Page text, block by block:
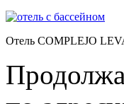
Отель COMPLEJO